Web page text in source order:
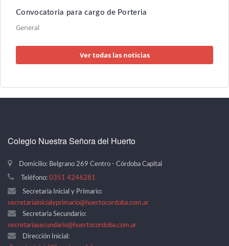
Convocatoria para cargo de Porteria
General
Ver todas las noticias
Colegio Nuestra Señora del Huerto
Domicilio: Belgrano 269 Centro - Córdoba Capital
Teléfono: 0351 4246281
Secretaria Inicial y Primario:
secretariainicialyprimario@huertocordoba.com.ar
Secretaria Secundario:
secretariasecundario@huertocordoba.com.ar
Dirección Inicial: